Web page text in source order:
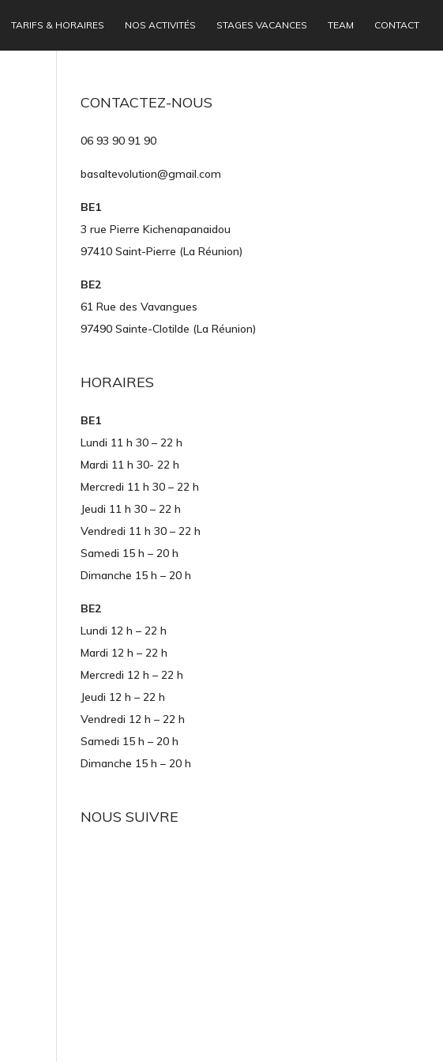
TARIFS & HORAIRES NOS ACTIVITÉS STAGES VACANCES TEAM CONTACT
CONTACTEZ-NOUS
06 93 90 91 90
basaltevolution@gmail.com
BE1
3 rue Pierre Kichenapanaidou
97410 Saint-Pierre (La Réunion)
BE2
61 Rue des Vavangues
97490 Sainte-Clotilde (La Réunion)
HORAIRES
BE1
Lundi 11 h 30 – 22 h
Mardi 11 h 30- 22 h
Mercredi 11 h 30 – 22 h
Jeudi 11 h 30 – 22 h
Vendredi 11 h 30 – 22 h
Samedi 15 h – 20 h
Dimanche 15 h – 20 h
BE2
Lundi 12 h – 22 h
Mardi 12 h – 22 h
Mercredi 12 h – 22 h
Jeudi 12 h – 22 h
Vendredi 12 h – 22 h
Samedi 15 h – 20 h
Dimanche 15 h – 20 h
NOUS SUIVRE